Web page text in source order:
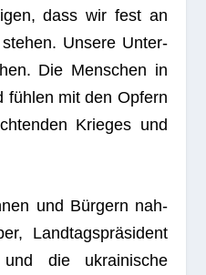
dass wir fest an
Unsere Unter­
Die Men­schen in
füh­len mit den Opfern
Krie­ges und
und Bür­gern nah­
Land­tags­prä­si­dent
und die ukrai­ni­sche